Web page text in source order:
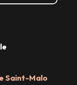
Saint-Malo